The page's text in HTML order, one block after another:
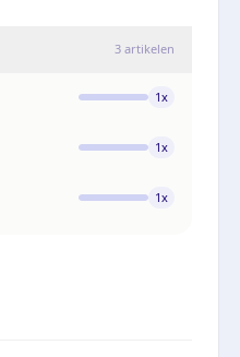
3 artikelen
1x
1x
1x